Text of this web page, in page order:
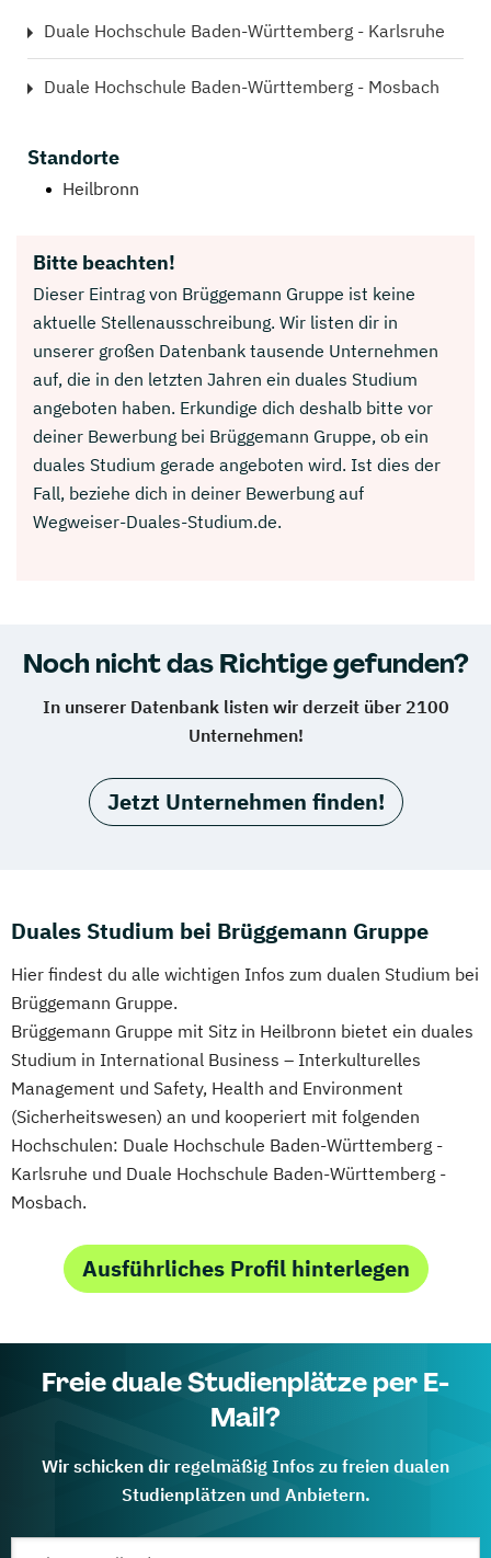
Duale Hochschule Baden-Württemberg - Karlsruhe
Duale Hochschule Baden-Württemberg - Mosbach
Standorte
Heilbronn
Bitte beachten!
Dieser Eintrag von Brüggemann Gruppe ist keine
aktuelle Stellenausschreibung. Wir listen dir in
unserer großen Datenbank tausende Unternehmen
auf, die in den letzten Jahren ein duales Studium
angeboten haben. Erkundige dich deshalb bitte vor
deiner Bewerbung bei Brüggemann Gruppe, ob ein
duales Studium gerade angeboten wird. Ist dies der
Fall, beziehe dich in deiner Bewerbung auf
Wegweiser-Duales-Studium.de.
Noch nicht das Richtige gefunden?
In unserer Datenbank listen wir derzeit über 2100
Unternehmen!
Jetzt Unternehmen finden!
Duales Studium bei Brüggemann Gruppe
Hier findest du alle wichtigen Infos zum dualen Studium bei
Brüggemann Gruppe.
Brüggemann Gruppe mit Sitz in Heilbronn bietet ein duales
Studium in International Business – Interkulturelles
Management und Safety, Health and Environment
(Sicherheitswesen) an und kooperiert mit folgenden
Hochschulen: Duale Hochschule Baden-Württemberg -
Karlsruhe und Duale Hochschule Baden-Württemberg -
Mosbach.
Ausführliches Profil hinterlegen
Freie duale Studienplätze per E-
Mail?
Wir schicken dir regelmäßig Infos zu freien dualen
Studienplätzen und Anbietern.